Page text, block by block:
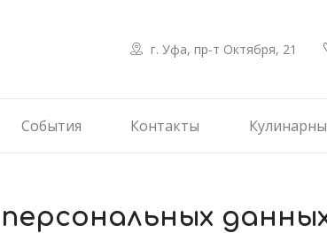
г. Уфа, пр-т Октября, 21
События Контакты